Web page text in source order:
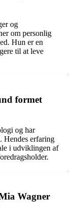
og
om personlig
Hun er en
til at leve
formet
og har
Hendes erfaring
i udviklingen af
Wagner